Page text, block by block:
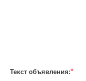
Текст объявления:*